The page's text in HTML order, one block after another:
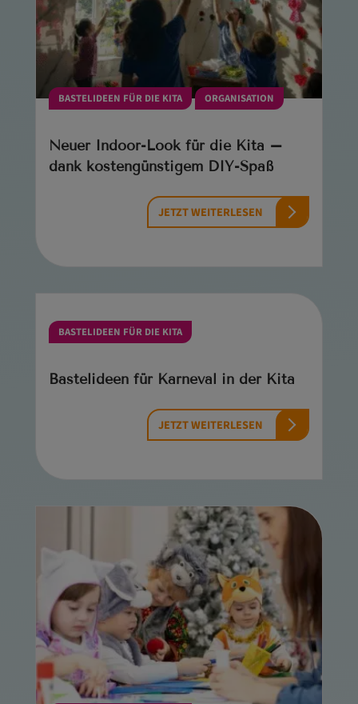
BASTELIDEEN FÜR DIE KITA ORGANISATION
Neuer Indoor-Look für die Kita –
dank kostengünstigem DIY-Spaß
JETZT WEITERLESEN
BASTELIDEEN FÜR DIE KITA
Bastelideen für Karneval in der Kita
JETZT WEITERLESEN